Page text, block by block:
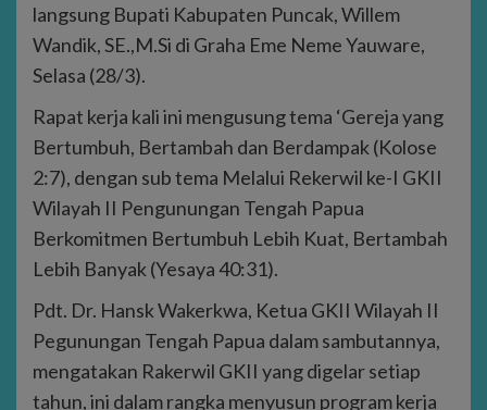
langsung Bupati Kabupaten Puncak, Willem
Wandik, SE.,M.Si di Graha Eme Neme Yauware,
Selasa (28/3).
Rapat kerja kali ini mengusung tema ‘Gereja yang
Bertumbuh, Bertambah dan Berdampak (Kolose
2:7), dengan sub tema Melalui Rekerwil ke-I GKII
Wilayah II Pengunungan Tengah Papua
Berkomitmen Bertumbuh Lebih Kuat, Bertambah
Lebih Banyak (Yesaya 40:31).
Pdt. Dr. Hansk Wakerkwa, Ketua GKII Wilayah II
Pegunungan Tengah Papua dalam sambutannya,
mengatakan Rakerwil GKII yang digelar setiap
tahun, ini dalam rangka menyusun program kerja